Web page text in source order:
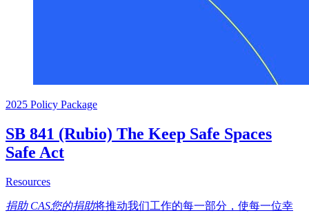
2025 Policy Package
SB 841 (Rubio) The Keep Safe Spaces
Safe Act
Resourcesabout SB 841 (Rubio) The Keep Safe Spaces Safe Act
捐助 CAS您的捐助将推动我们工作的每一部分，使每一位幸